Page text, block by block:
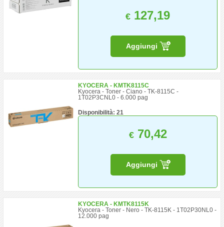
€ 127,19
Aggiungi
KYOCERA - KMTK8115C
Kyocera - Toner - Ciano - TK-8115C -
1T02P3CNL0 - 6.000 pag
Disponibilità: 21
€70,42
Aggiungi
KYOCERA - KMTK8115K
Kyocera - Toner - Nero - TK-8115K - 1T02P30NL0 -
12.000 pag